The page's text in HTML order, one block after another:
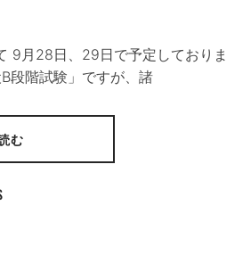
WEBMASTER
9月28日、29日で予定しておりま
段階試験」ですが、諸
む